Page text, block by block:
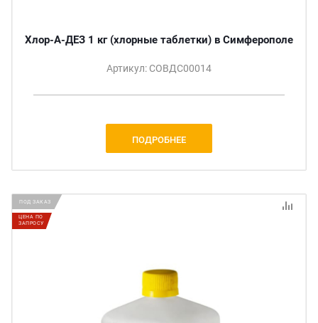
Хлор-А-ДЕЗ 1 кг (хлорные таблетки) в Симферополе
Артикул: СОВДС00014
ПОДРОБНЕЕ
ПОД ЗАКАЗ
ЦЕНА ПО
ЗАПРОСУ